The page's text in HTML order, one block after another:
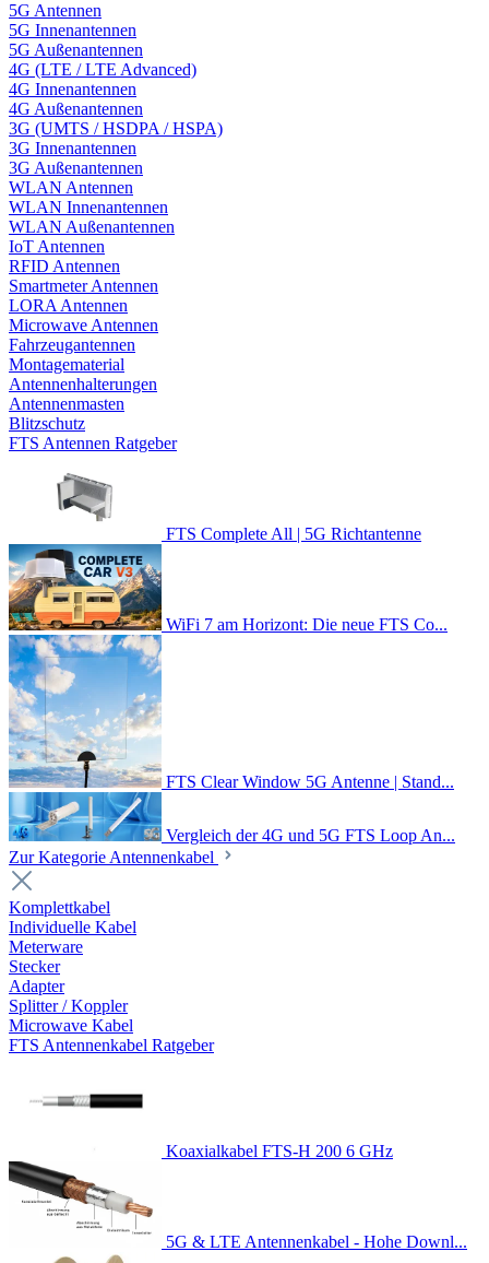
5G Antennen
5G Innenantennen
5G Außenantennen
4G (LTE / LTE Advanced)
4G Innenantennen
4G Außenantennen
3G (UMTS / HSDPA / HSPA)
3G Innenantennen
3G Außenantennen
WLAN Antennen
WLAN Innenantennen
WLAN Außenantennen
IoT Antennen
RFID Antennen
Smartmeter Antennen
LORA Antennen
Microwave Antennen
Fahrzeugantennen
Montagematerial
Antennenhalterungen
Antennenmasten
Blitzschutz
FTS Antennen Ratgeber
FTS Complete All | 5G Richtantenne
WiFi 7 am Horizont: Die neue FTS Co...
FTS Clear Window 5G Antenne | Stand...
Vergleich der 4G und 5G FTS Loop An...
Zur Kategorie Antennenkabel
Komplettkabel
Individuelle Kabel
Meterware
Stecker
Adapter
Splitter / Koppler
Microwave Kabel
FTS Antennenkabel Ratgeber
Koaxialkabel FTS-H 200 6 GHz
5G & LTE Antennenkabel - Hohe Downl...